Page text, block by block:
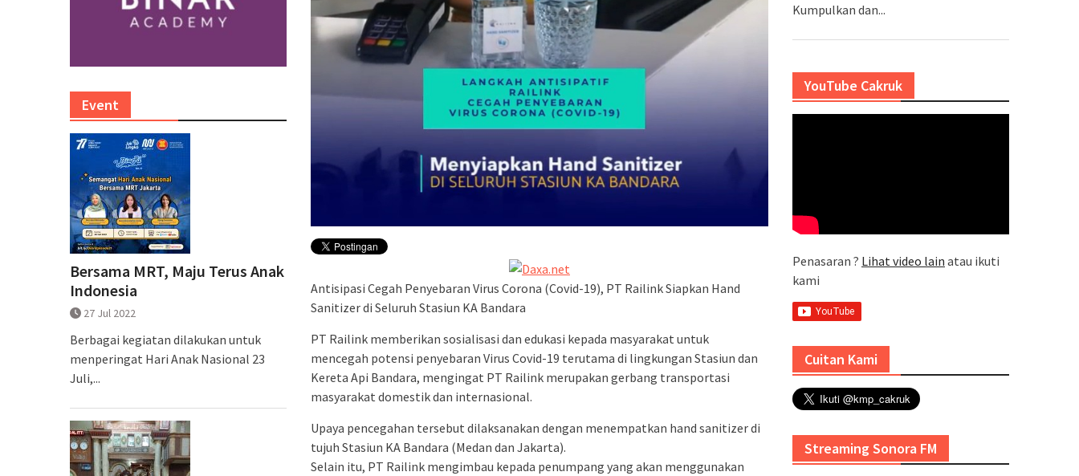
Antisipasi Cegah Penyebaran Virus Corona (Covid-19), PT Railink Siapkan Hand
Sanitizer di Seluruh Stasiun KA Bandara
PT Railink memberikan sosialisasi dan edukasi kepada masyarakat untuk
mencegah potensi penyebaran Virus Covid-19 terutama di lingkungan Stasiun dan
Kereta Api Bandara, mengingat PT Railink merupakan gerbang transportasi
masyarakat domestik dan internasional.
Upaya pencegahan tersebut dilaksanakan dengan menempatkan hand sanitizer di
tujuh Stasiun KA Bandara (Medan dan Jakarta).
Selain itu, PT Railink mengimbau kepada penumpang yang akan menggunakan
Kumpulkan dan...
YouTube Cakruk
Penasaran ? Lihat video lain atau ikuti
kami
Cuitan Kami
Streaming Sonora FM
Event
Bersama MRT, Maju Terus Anak
Indonesia
27 Jul 2022
Berbagai kegiatan dilakukan untuk
menperingat Hari Anak Nasional 23
Juli,...